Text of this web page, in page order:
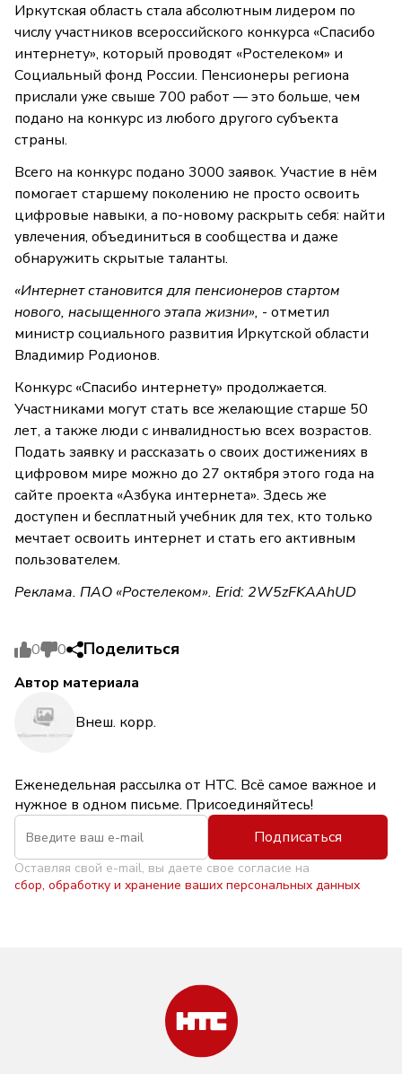
Иркутская область стала абсолютным лидером по
числу участников всероссийского конкурса «Спасибо
интернету», который проводят «Ростелеком» и
Социальный фонд России. Пенсионеры региона
прислали уже свыше 700 работ — это больше, чем
подано на конкурс из любого другого субъекта
страны.
Всего на конкурс подано 3000 заявок. Участие в нём
помогает старшему поколению не просто освоить
цифровые навыки, а по-новому раскрыть себя: найти
увлечения, объединиться в сообщества и даже
обнаружить скрытые таланты.
«Интернет становится для пенсионеров стартом
нового, насыщенного этапа жизни», - отметил
министр социального развития Иркутской области
Владимир Родионов.
Конкурс «Спасибо интернету» продолжается.
Участниками могут стать все желающие старше 50
лет, а также люди с инвалидностью всех возрастов.
Подать заявку и рассказать о своих достижениях в
цифровом мире можно до 27 октября этого года на
сайте проекта «Азбука интернета». Здесь же
доступен и бесплатный учебник для тех, кто только
мечтает освоить интернет и стать его активным
пользователем.
Реклама. ПАО «Ростелеком». Erid: 2W5zFKAAhUD
0 0 Поделиться
Автор материала
Внеш. корр.
Еженедельная рассылка от НТС. Всё самое важное и
нужное в одном письме. Присоединяйтесь!
Подписаться
Оставляя свой e-mail, вы даете свое согласие на
сбор, обработку и хранение ваших персональных данных